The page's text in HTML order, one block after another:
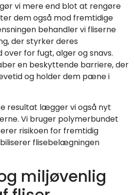
vi mere end blot at rengøre
dem også mod fremtidige
behandler vi fliserne
der styrker deres
for fugt, alger og snavs.
en beskyttende barriere, der
og holder dem pæne i
resultat lægger vi også nyt
Vi bruger polymerbundet
risikoen for fremtidig
flisebelægningen
miljøvenlig